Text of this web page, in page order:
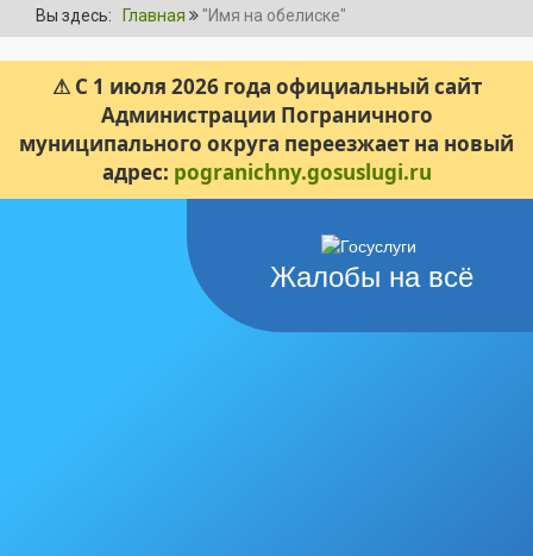
Вы здесь: Главная "Имя на обелиске"
⚠ С 1 июля 2026 года официальный сайт
Администрации Пограничного
муниципального округа переезжает на новый
адрес: pogranichny.gosuslugi.ru
Жалобы на всё